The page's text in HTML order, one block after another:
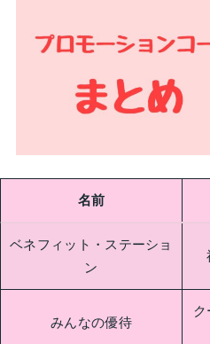
名前
ベネフィット・ステーショ
ン
みんなの優待